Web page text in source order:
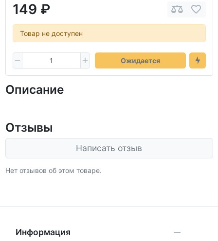
149 ₽
Товар не доступен
Ожидается
Описание
Отзывы
Написать отзыв
Нет отзывов об этом товаре.
Информация